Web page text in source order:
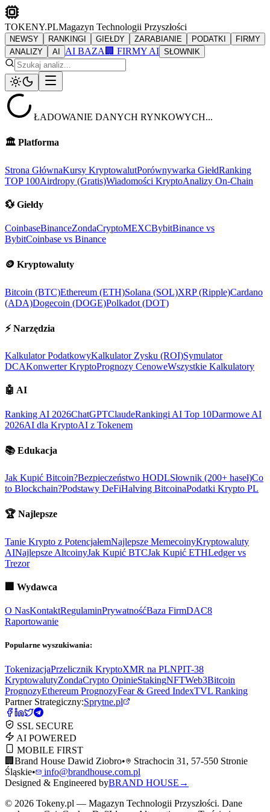
TOKENY.PLMagazyn Technologii Przyszłości
NEWSY RANKINGI GIEŁDY ZARABIANIE PODATKI
FIRMY
ANALIZY
AI AI BAZA 🏢 FIRMY AI SŁOWNIK
ŁADOWANIE DANYCH RYNKOWYCH...
🏛️ Platforma
Strona GłównaKursy KryptowalutPorównywarka GiełdRanking
TOP 100Airdropy (Gratis)Wiadomości KryptoAnalizy On-Chain
💱 Giełdy
CoinbaseBinanceZondaCryptoMEXCBybitBinance vs
BybitCoinbase vs Binance
🪙 Kryptowaluty
Bitcoin (BTC)Ethereum (ETH)Solana (SOL)XRP (Ripple)Cardano
(ADA)Dogecoin (DOGE)Polkadot (DOT)
⚡ Narzędzia
Kalkulator PodatkowyKalkulator Zysku (ROI)Symulator
DCAKonwerter KryptoPrognozy CenoweWszystkie Kalkulatory
🤖 AI
Ranking AI 2026ChatGPTClaudeRankingi AI Top 10Darmowe AI
2026AI dla KryptoAI z Tokenem
📚 Edukacja
Jak Kupić Bitcoin?Bezpieczeństwo HODLSłownik (200+ haseł)Co
to Blockchain?Podstawy DeFiHalving BitcoinaPodatki Krypto PL
🏆 Najlepsze
Tanie Krypto z PotencjałemNajlepsze MemecoinyKryptowaluty
AINajlepsze AltcoinyJak Kupić BTCJak Kupić ETHLedger vs
Trezor
🏢 Wydawca
O NasKontaktRegulaminPrywatnośćBaza FirmDAC8
Raportowanie
Popularne wyszukiwania:
TokenizacjaPrzelicznik KryptoXMR na PLNPIT-38
KryptowalutyZondaCrypto OpinieStakingNFTWeb3Bitcoin
PrognozyEthereum PrognozyFear & Greed IndexTVL Ranking
Partner Strategiczny:Sprytne.pl
SSL SECURE
AI POWERED
MOBILE FIRST
🏢 Brand House Dawid Ziobro•
Strachocin 31, 57-550 Stronie
Śląskie•
info@brandhouse.com.pl
Designed & Engineered byBRAND HOUSE →
© 2026 Tokeny.pl — Magazyn Technologii Przyszłości. Dane